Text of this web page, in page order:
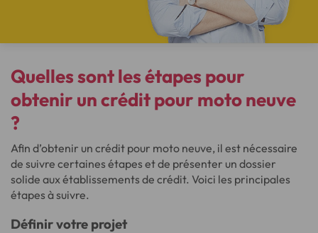
Quelles sont les étapes pour
obtenir un crédit pour moto neuve
?
Afin d’obtenir un crédit pour moto neuve, il est nécessaire
de suivre certaines étapes et de présenter un dossier
solide aux établissements de crédit. Voici les principales
étapes à suivre.
Définir votre projet